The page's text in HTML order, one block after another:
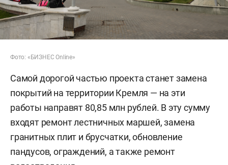
Фото: «БИЗНЕС Online»
Самой дорогой частью проекта станет замена
покрытий на территории Кремля — на эти
работы направят 80,85 млн рублей. В эту сумму
входят ремонт лестничных маршей, замена
гранитных плит и брусчатки, обновление
пандусов, ограждений, а также ремонт